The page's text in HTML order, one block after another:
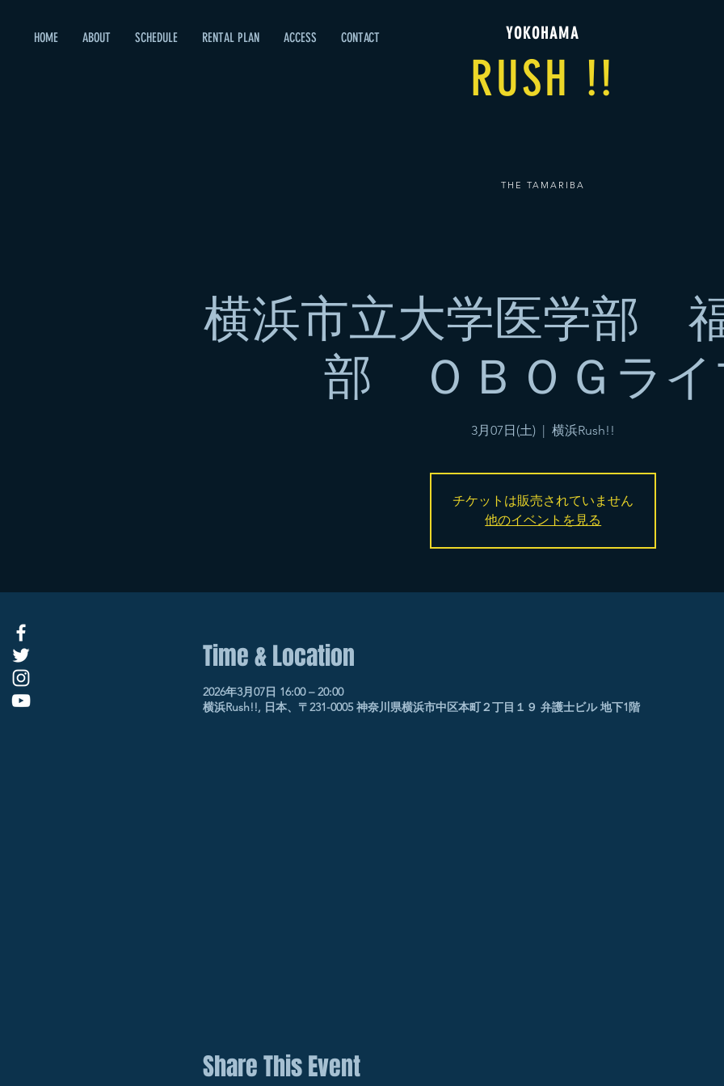
HOME ABOUT SCHEDULE RENTAL PLAN ACCESS CONTACT YOKOHAMA
RUSH !!
THE TAMARIBA
横浜市立大学医学部
部 ＯＢＯＧラ
3月07日(土)
  |
横浜Rush!!
チケットは販売されていません
他のイベントを見る
Time & Location
2026年3月07日 16:00 – 20:00
横浜Rush!!, 日本、〒231-0005 神奈川県横浜市中区本町２丁目１９ 弁護士ビル 地下1階
Share This Event